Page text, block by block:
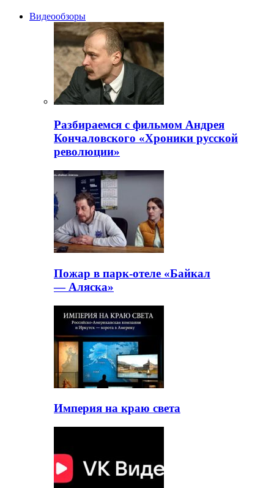
Видеообзоры
Разбираемся с фильмом Андрея
Кончаловского «Хроники русской
революции»
Пожар в парк-отеле «Байкал
— Аляска»
Империя на краю света